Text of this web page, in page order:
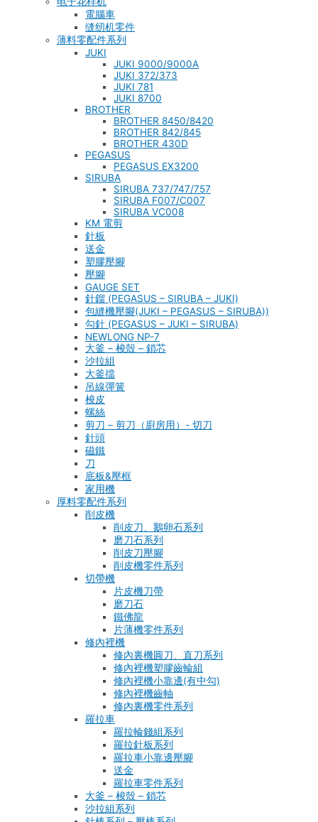
電腦車
缝纫机零件
薄料零配件系列
JUKI
JUKI 9000/9000A
JUKI 372/373
JUKI 781
JUKI 8700
BROTHER
BROTHER 8450/8420
BROTHER 842/845
BROTHER 430D
PEGASUS
PEGASUS EX3200
SIRUBA
SIRUBA 737/747/757
SIRUBA F007/C007
SIRUBA VC008
KM 電剪
針板
送金
塑膠壓腳
壓腳
GAUGE SET
針鎦 (PEGASUS – SIRUBA – JUKI)
包縫機壓腳(JUKI – PEGASUS – SIRUBA))
勾針 (PEGASUS – JUKI – SIRUBA)
NEWLONG NP-7
大釜 – 梭殼 – 鎖芯
沙拉組
大釜擋
吊線彈簧
梭皮
螺絲
剪刀 – 剪刀（廚房用）- 切刀
針頭
磁鐵
刀
底板&壓框
家用機
厚料零配件系列
削皮機
削皮刀、鵝卵石系列
磨刀石系列
削皮刀壓腳
削皮機零件系列
切帶機
片皮機刀帶
磨刀石
鐵佛龍
片薄機零件系列
修內裡機
修內裏機圓刀、直刀系列
修內裡機塑膠齒輪組
修內裡機小靠邊(有中勾)
修內裡機齒軸
修內裏機零件系列
羅拉車
羅拉輪錢組系列
羅拉針板系列
羅拉車小靠邊壓腳
送金
羅拉車零件系列
大釜 – 梭殼 – 鎖芯
沙拉組系列